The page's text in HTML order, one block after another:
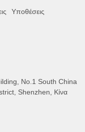
Υποθέσεις
Νο.1 South China
Shenzhen, Κίνα